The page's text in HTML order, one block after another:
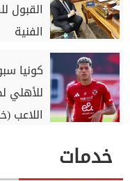
القبول
الفنية
كونيا
للأهلي
اللاعب
خدمات